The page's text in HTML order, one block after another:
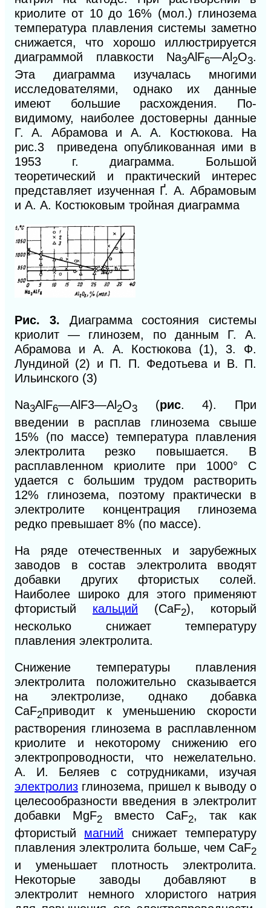
криолите от 10 до 16% (мол.) глинозема
температура плавления системы заметно
снижается, что хорошо иллюстрируется
диаграммой плавкости Na3AlF6—Al2O3.
Эта диаграмма изучалась многими
исследователями, однако их данные
имеют большие расхождения. По-
видимому, наиболее достоверны данные
Г. А. Абрамова и А. А. Костюкова. На
рис.3 приведена опубликованная ими в
1953 г. диаграмма. Большой
теоретический и практический интерес
представляет изученная Ґ. А. Абрамовым
и А. А. Костюковым тройная диаграмма
Рис. 3. Диаграмма состояния системы
криолит — глинозем, по данным Г. А.
Абрамова и А. А. Костюкова (1), 3. Ф.
Лундиной (2) и П. П. Федотьева и В. П.
Ильинского (3)
Na3AlF6—AlF3—Аl 2O3 (рис. 4). При
введении в расплав глинозема свыше
15% (по массе) температура плавления
электролита резко повышается. В
расплавленном криолите при 1000° С
удается с большим трудом растворить
12% глинозема, поэтому практически в
электролите концентрация глинозема
редко превышает 8% (по массе).
На ряде отечественных и зарубежных
заводов в состав электролита вводят
добавки других фтористых солей.
Наиболее широко для этого применяют
фтористый кальций (СаF2), который
несколько снижает температуру
плавления электролита.
Снижение температуры плавления
электролита положительно сказывается
на электролизе, однако добавка
CaF2приводит к уменьшению скорости
растворения глинозема в расплавленном
криолите и некоторому снижению его
электропроводности, что нежелательно.
А. И. Беляев с сотрудниками, изучая
электролиз глинозема, пришел к выводу о
целесообразности введения в электролит
добавки MgF2вместо CaF2, так как
фтористый магний снижает температуру
плавления электролита больше, чем CaF2
и уменьшает плотность электролита.
Некоторые заводы добавляют в
электролит немного хлористого натрия